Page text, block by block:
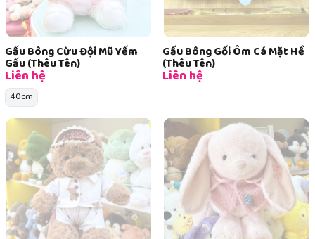
Gấu Bông Cừu Đội Mũ Yếm
Gấu (Thêu Tên)
Liên hệ
40cm
Gấu Bông Gối Ôm Cá Mặt Hề
(Thêu Tên)
Liên hệ